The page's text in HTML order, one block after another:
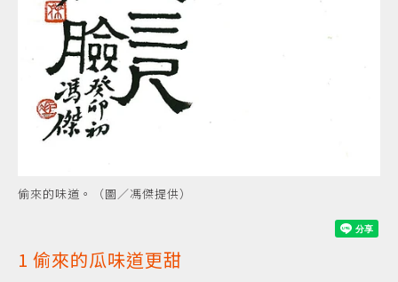
偷來的味道。（圖／馮傑提供）
1 偷來的瓜味道更甜